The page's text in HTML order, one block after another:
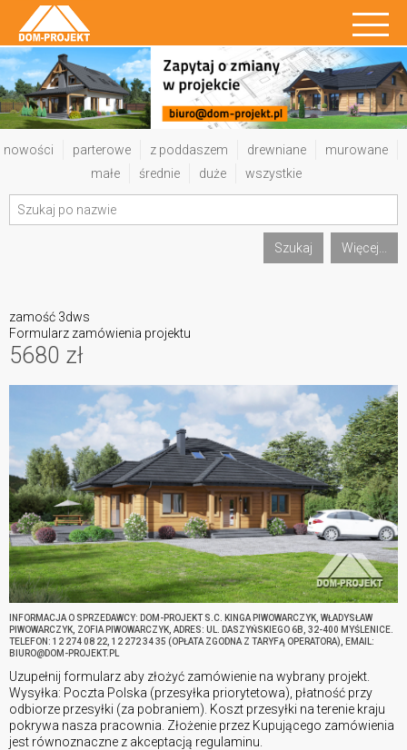
nowości parterowe z poddaszem drewniane
murowane
małe
średnie duże wszystkie
Szukaj Więcej...
5680 zł
zamość 3dws
Formularz zamówienia projektu
INFORMACJA O SPRZEDAWCY: DOM-PROJEKT S.C. KINGA PIWOWARCZYK, WŁADYSŁAW
PIWOWARCZYK, ZOFIA PIWOWARCZYK, ADRES: UL. DASZYŃSKIEGO 6B, 32-400 MYŚLENICE.
TELEFON: 12 274 08 22, 12 272 34 35 (OPŁATA ZGODNA Z TARYFĄ OPERATORA), EMAIL:
BIURO@DOM-PROJEKT.PL
Uzupełnij formularz aby złożyć zamówienie na wybrany projekt.
Wysyłka: Poczta Polska (przesyłka priorytetowa), płatność przy
odbiorze przesyłki (za pobraniem). Koszt przesyłki na terenie kraju
pokrywa nasza pracownia. Złożenie przez Kupującego zamówienia
jest równoznaczne z akceptacją regulaminu.